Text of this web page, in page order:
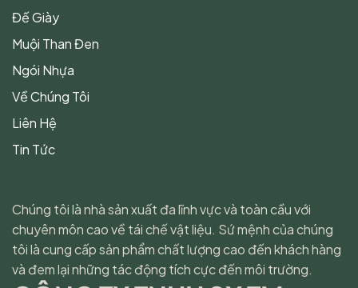
Đế Giày
Muội Than Đen
Ngói Nhựa
Về Chúng Tôi
Liên Hệ
Tin Tức
Chúng tôi là nhà sản xuất đa lĩnh vực và toàn cầu với
chuyên môn cao về tái chế vật liệu. Sứ mệnh của chúng
tôi là cung cấp sản phẩm chất lượng cao đến khách hàng
và đem lại những tác động tích cực đến môi trường.